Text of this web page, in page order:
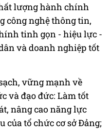
lượng hành chính
công nghệ thông tin,
tinh gọn - hiệu lực -
và doanh nghiệp tốt
vững mạnh về
và đạo đức: Làm tốt
nâng cao năng lực
của tổ chức cơ sở Đảng;